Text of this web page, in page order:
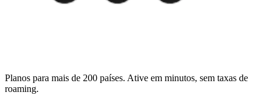
Planos para mais de 200 países. Ative em minutos, sem taxas de
roaming.